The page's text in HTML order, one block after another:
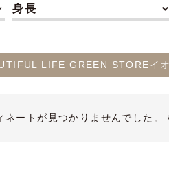
身長
LIFE GREEN STOREイ
ートが見つかりませんでした。